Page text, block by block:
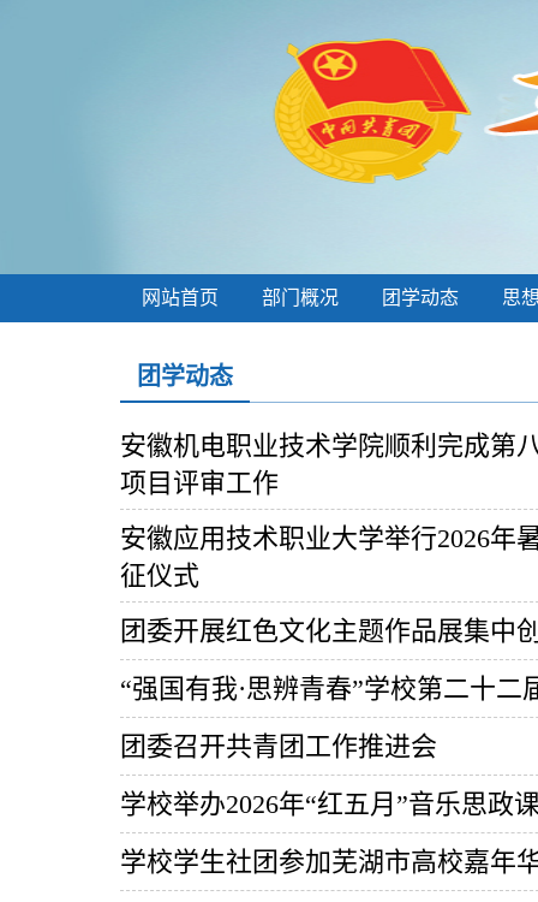
网站首页 部门概况 团学动态 思
团学动态
安徽机电职业技术学院顺利完成第
项目评审工作
安徽应用技术职业大学举行2026年
征仪式
团委开展红色文化主题作品展集中
“强国有我·思辨青春”学校第二十
团委召开共青团工作推进会
学校举办2026年“红五月”音乐思政
学校学生社团参加芜湖市高校嘉年